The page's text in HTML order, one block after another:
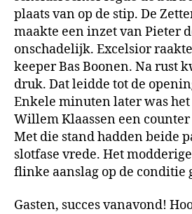
plaats van op de stip. De
maakte een inzet van Pieter
onschadelijk. Excelsior
keeper Bas Boonen. Na rust
druk. Dat leidde tot de
Enkele minuten later was
Willem Klaassen een
Met die stand hadden beide
slotfase vrede. Het
flinke aanslag op de conditie
Gasten, succes vanavond!